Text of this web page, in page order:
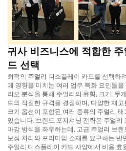
귀사 비즈니스에 적합한
드 선택
최적의 주얼리 디스플레이 카드를 선택하
에 영향을 미치는 여러 업무 특화 요인들
리오 분석을 통해 주얼리의 유형, 크기, 무
드의 적절한 규격을 결정하며, 다양한 재
크기 옵션이 포함된 여러 종류의 주얼리
있습니다. 브랜드 포지셔닝 전략은 주얼리
마감 방식을 좌우하는데, 고급 주얼리 브
보싱 처리와 프리미엄 소재를 요구하는 반
주얼리 디스플레이 카드 사양에서 비용 효